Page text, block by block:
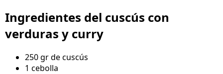
Ingredientes del cuscús con
verduras y curry
250 gr de cuscús
1 cebolla